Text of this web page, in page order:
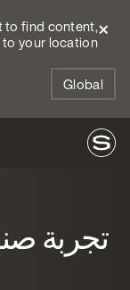
to find content,
your location
Global
تجربة